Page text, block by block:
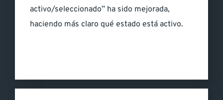
activo/seleccionado” ha sido mejorada,
haciendo más claro qué estado está activo.